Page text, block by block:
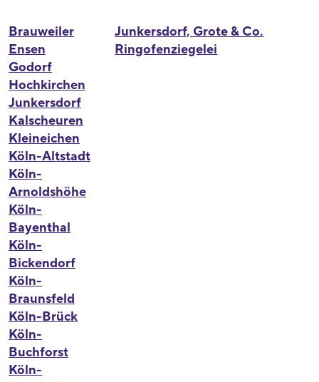
Brauweiler
Ensen
Godorf
Hochkirchen
Junkersdorf
Kalscheuren
Kleineichen
Köln-Altstadt
Köln-
Arnoldshöhe
Köln-
Bayenthal
Köln-
Bickendorf
Köln-
Braunsfeld
Köln-Brück
Köln-
Buchforst
Köln-
Junkersdorf, Grote & Co.
Ringofenziegelei